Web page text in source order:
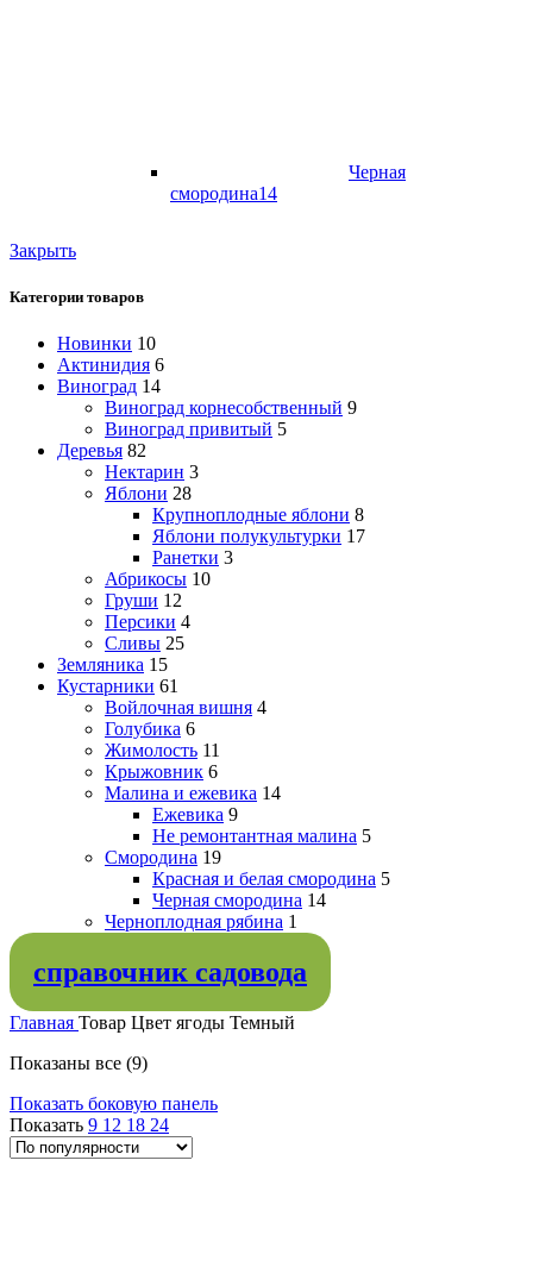
Черная
смородина14
Закрыть
Категории товаров
Новинки 10
Актинидия 6
Виноград 14
Виноград корнесобственный 9
Виноград привитый 5
Деревья 82
Нектарин 3
Яблони 28
Крупноплодные яблони 8
Яблони полукультурки 17
Ранетки 3
Абрикосы 10
Груши 12
Персики 4
Сливы 25
Земляника 15
Кустарники 61
Войлочная вишня 4
Голубика 6
Жимолость 11
Крыжовник 6
Малина и ежевика 14
Ежевика 9
Не ремонтантная малина 5
Смородина 19
Красная и белая смородина 5
Черная смородина 14
Черноплодная рябина 1
справочник садовода
Главная Товар Цвет ягоды Темный
Показаны все (9)Сортировка:
популярности
Показать боковую панель
Показать 9 12 18 24